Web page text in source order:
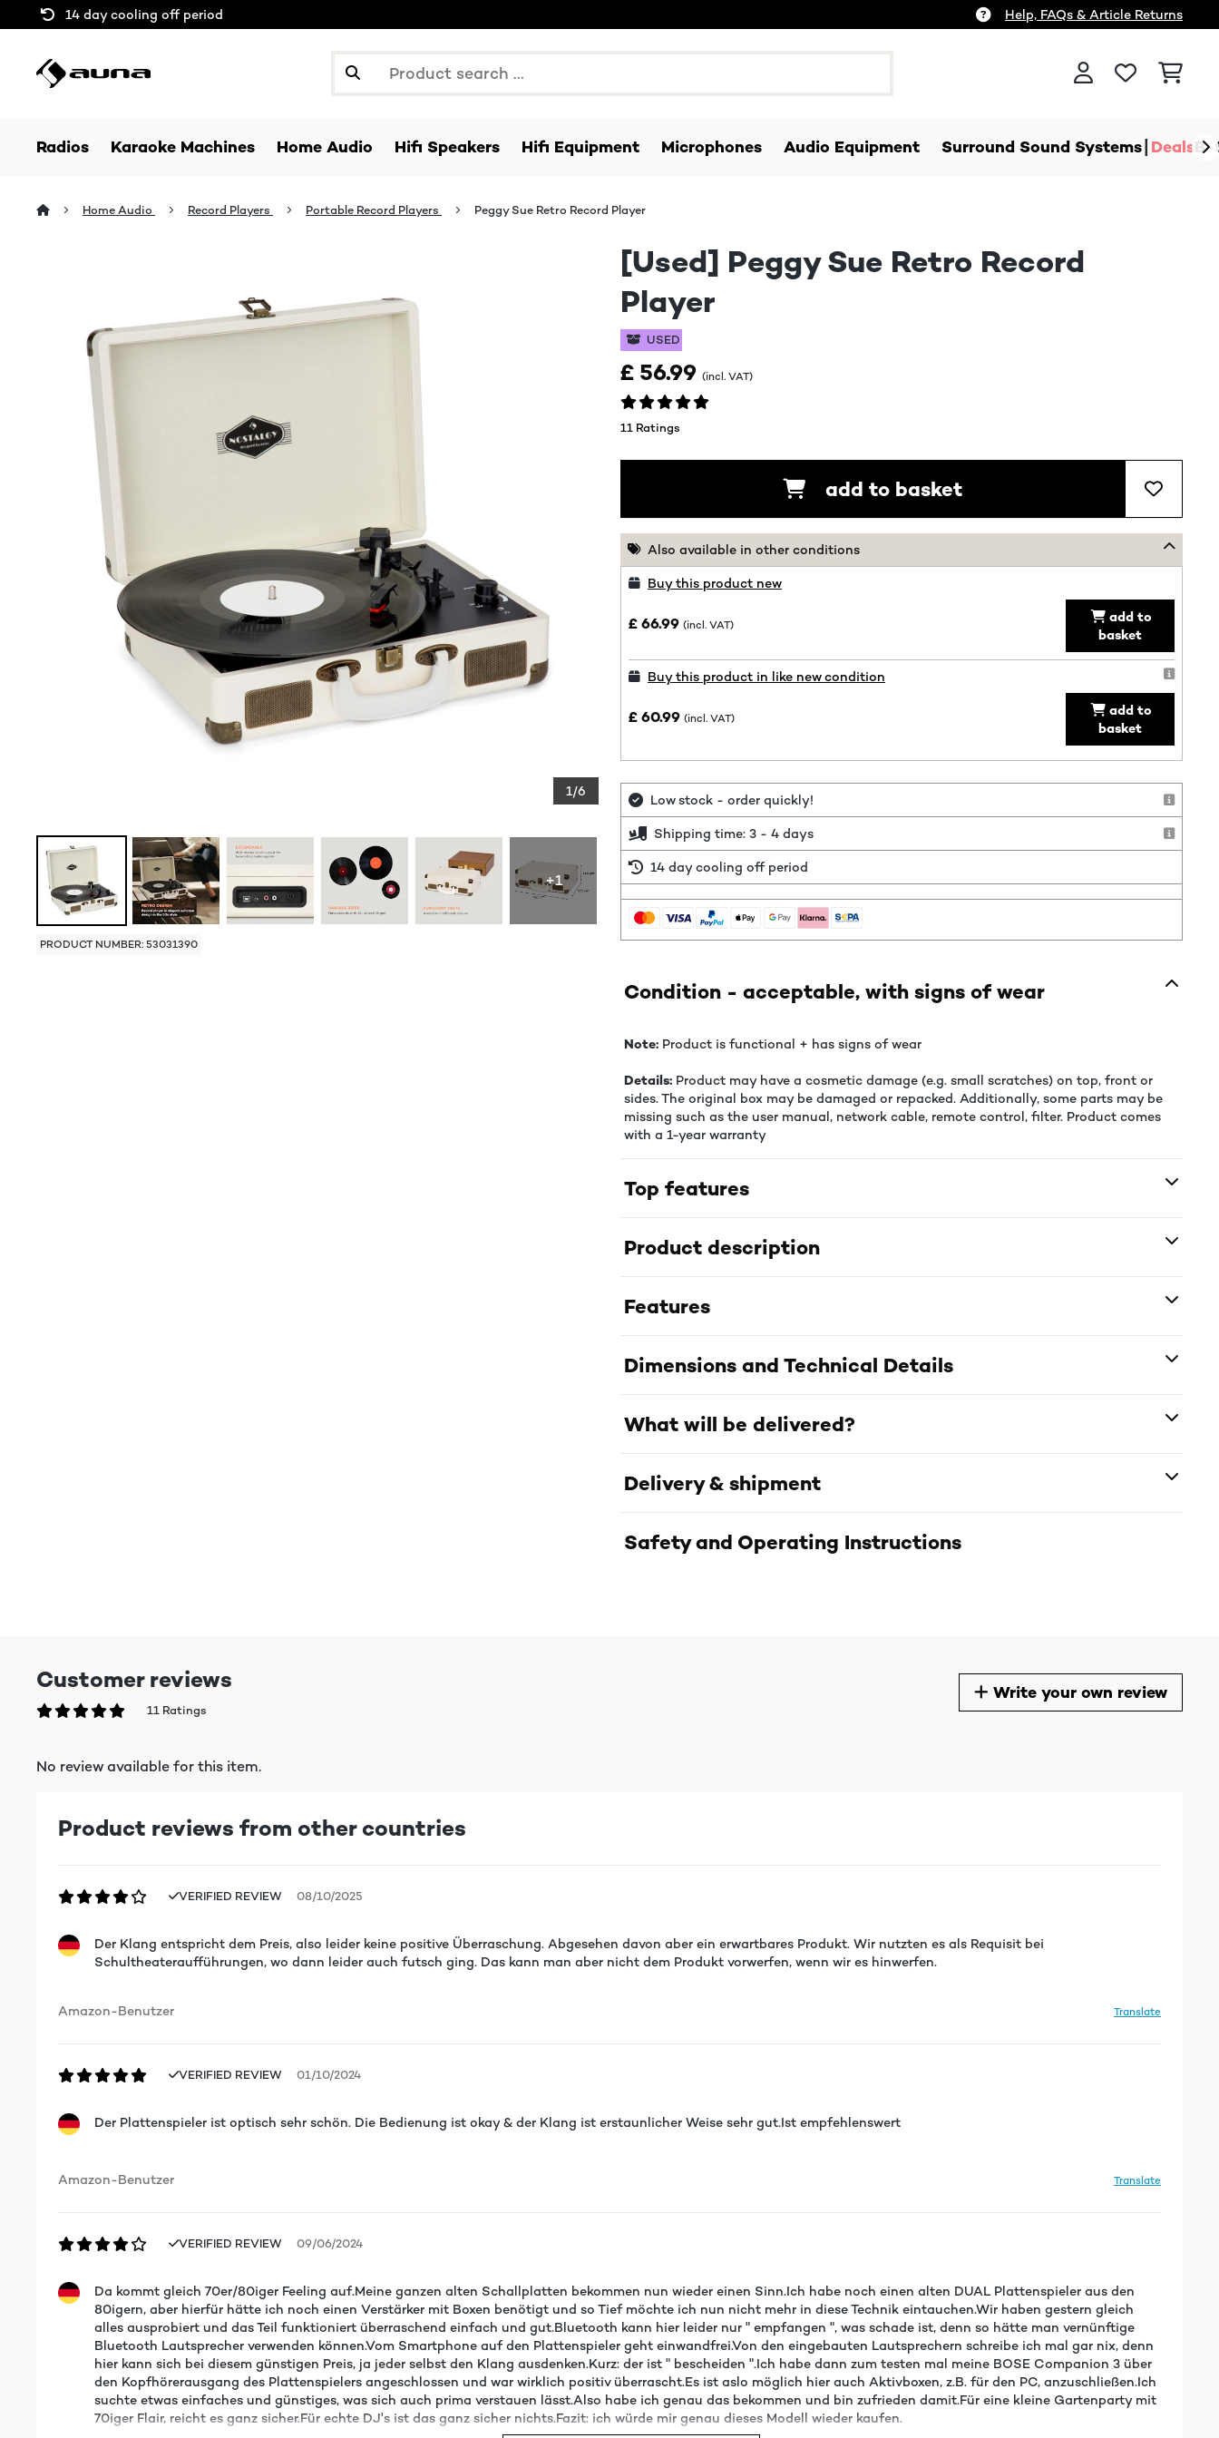
14 day cooling off period Help, FAQs & Article Returns
Radios Karaoke Machines Home Audio Hifi Speakers Hifi Equipment Microphones Audio Equipment Surround Sound Systems DealsB-
Home Audio Record Players Portable Record Players Peggy Sue Retro Record Player
1/6
+1
PRODUCT NUMBER: 53031390
[Used] Peggy Sue Retro Record
Player
USED
£ 56.99 (incl. VAT)
11 Ratings
add to basket
Also available in other conditions
Buy this product new
£ 66.99 (incl. VAT)
add to
basket
Buy this product in like new condition
£ 60.99 (incl. VAT)
add to
basket
Low stock - order quickly!
Shipping time: 3 - 4 days
14 day cooling off period
Condition - acceptable, with signs of wear
Note: Product is functional + has signs of wear
Details: Product may have a cosmetic damage (e.g. small scratches) on top, front or
sides. The original box may be damaged or repacked. Additionally, some parts may be
missing such as the user manual, network cable, remote control, filter. Product comes
with a 1-year warranty
Top features
Product description
Features
Dimensions and Technical Details
What will be delivered?
Delivery & shipment
Safety and Operating Instructions
Customer reviews
11 Ratings
Write your own review
No review available for this item.
Product reviews from other countries
VERIFIED REVIEW 08/10/2025
Der Klang entspricht dem Preis, also leider keine positive Überraschung. Abgesehen davon aber ein erwartbares Produkt. Wir nutzten es als Requisit bei
Schultheateraufführungen, wo dann leider auch futsch ging. Das kann man aber nicht dem Produkt vorwerfen, wenn wir es hinwerfen.
Amazon-Benutzer Translate
VERIFIED REVIEW 01/10/2024
Der Plattenspieler ist optisch sehr schön. Die Bedienung ist okay & der Klang ist erstaunlicher Weise sehr gut.Ist empfehlenswert
Amazon-Benutzer Translate
VERIFIED REVIEW 09/06/2024
Da kommt gleich 70er/80iger Feeling auf.Meine ganzen alten Schallplatten bekommen nun wieder einen Sinn.Ich habe noch einen alten DUAL Plattenspieler aus den
80igern, aber hierfür hätte ich noch einen Verstärker mit Boxen benötigt und so Tief möchte ich nun nicht mehr in diese Technik eintauchen.Wir haben gestern gleich
alles ausprobiert und das Teil funktioniert überraschend einfach und gut.Bluetooth kann hier leider nur " empfangen ", was schade ist, denn so hätte man vernünftige
Bluetooth Lautsprecher verwenden können.Vom Smartphone auf den Plattenspieler geht einwandfrei.Von den eingebauten Lautsprechern schreibe ich mal gar nix, denn
hier kann sich bei diesem günstigen Preis, ja jeder selbst den Klang ausdenken.Kurz: der ist " bescheiden ".Ich habe dann zum testen mal meine BOSE Companion 3 über
den Kopfhörerausgang des Plattenspielers angeschlossen und war wirklich positiv überrascht.Es ist aslo möglich hier auch Aktivboxen, z.B. für den PC, anzuschließen.Ich
suchte etwas einfaches und günstiges, was sich auch prima verstauen lässt.Also habe ich genau das bekommen und bin zufrieden damit.Für eine kleine Gartenparty mit
70iger Flair, reicht es ganz sicher.Für echte DJ's ist das ganz sicher nichts.Fazit: ich würde mir genau dieses Modell wieder kaufen.